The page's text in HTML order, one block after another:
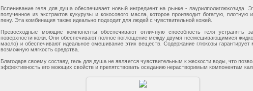
Вспенивание геля для душа обеспечивает новый ингредиент на рынке - лаурилполиглюкозида.
полученное из экстрактов кукурузы и кокосового масла, которое производит богатую, плотную
пену. Эта комбинация также идеально подходит для людей с чувствительной кожей.
Превосходные моющие компоненты обеспечивают отличную способность геля устранять
поверхности кожи. Они обеспечивают полное поглощение между двумя несмешивающимися
масло) и обеспечивают идеальное смешивание этих веществ. Содержание глюкозы гарантирует
возможную мягкость средства.
Благодаря cвоему составу, гель для душа не является чувствительным к жескости воды, что
эффективность его моющих свойств и препятствовать оседанию нерастворимым компонентам